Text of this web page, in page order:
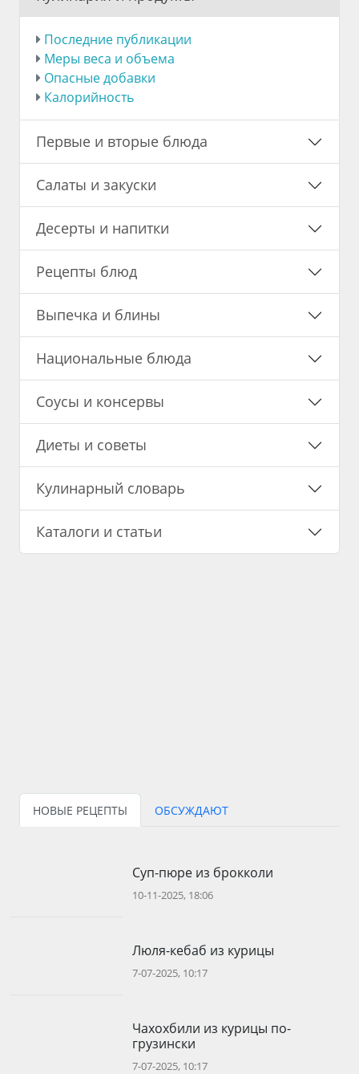
Последние публикации
Меры веса и объема
Опасные добавки
Калорийность
Первые и вторые блюда
Салаты и закуски
Десерты и напитки
Рецепты блюд
Выпечка и блины
Национальные блюда
Соусы и консервы
Диеты и советы
Кулинарный словарь
Каталоги и статьи
НОВЫЕ РЕЦЕПТЫ ОБСУЖДАЮТ
Суп-пюре из брокколи
10-11-2025, 18:06
Люля-кебаб из курицы
7-07-2025, 10:17
Чахохбили из курицы по-
грузински
7-07-2025, 10:17